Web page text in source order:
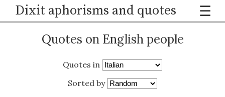
Dixit aphorisms and quotes
☰
Quotes on English people
Quotes in
Sorted by